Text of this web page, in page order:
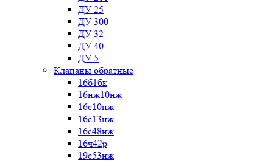
ДУ 25
ДУ 300
ДУ 32
ДУ 40
ДУ 5
Клапаны обратные
16б1бк
16нж10нж
16с10нж
16с13нж
16с48нж
16ч42р
19с53нж